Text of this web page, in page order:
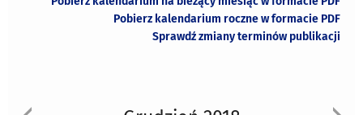
Pobierz kalendarium roczne w formacie PDF
Sprawdź zmiany terminów publikacji